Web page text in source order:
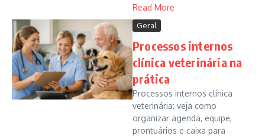
Read More
Geral
Processos internos
clínica veterinária na
prática
Processos internos clínica
veterinária: veja como
organizar agenda, equipe,
prontuários e caixa para